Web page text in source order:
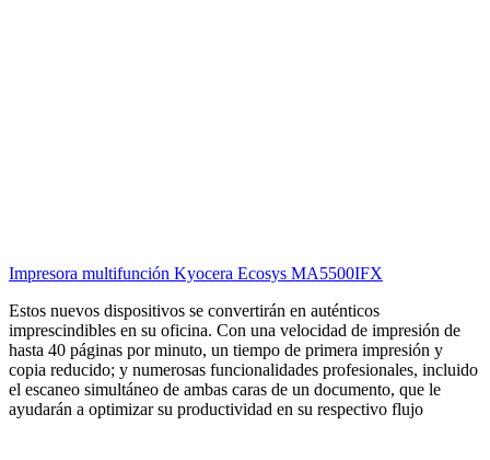
Impresora multifunción Kyocera Ecosys MA5500IFX
Estos nuevos dispositivos se convertirán en auténticos
imprescindibles en su oficina. Con una velocidad de impresión de
hasta 40 páginas por minuto, un tiempo de primera impresión y
copia reducido; y numerosas funcionalidades profesionales, incluido
el escaneo simultáneo de ambas caras de un documento, que le
ayudarán a optimizar su productividad en su respectivo flujo